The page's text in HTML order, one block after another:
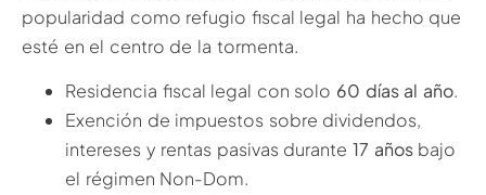
popularidad como refugio fiscal legal ha hecho que
esté en el centro de la tormenta.
Residencia fiscal legal con solo 60 días al año.
Exención de impuestos sobre dividendos,
intereses y rentas pasivas durante17 añosbajo
el régimen Non-Dom.